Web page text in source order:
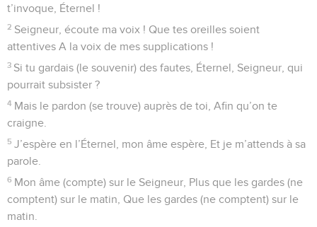
t’invoque, Éternel !
2 Seigneur, écoute ma voix ! Que tes oreilles soient
attentives A la voix de mes supplications !
3 Si tu gardais (le souvenir) des fautes, Éternel, Seigneur, qui
pourrait subsister ?
4 Mais le pardon (se trouve) auprès de toi, Afin qu’on te
craigne.
5 J’espère en l’Éternel, mon âme espère, Et je m’attends à sa
parole.
6 Mon âme (compte) sur le Seigneur, Plus que les gardes (ne
comptent) sur le matin, Que les gardes (ne comptent) sur le
matin.